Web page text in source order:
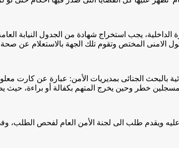
يجب استخراج شهادة من الجدول النيابة
المختص وتقوم تلك الجهة بالاستعلام عن صحة
بالبحث الجنائى بمديريات الأمن: عبارة عن
خطر وحين يخرج المتهم بكفالة أو براءة،
الحكم عليه ويقدم طلب الى لجنة الأمن العام